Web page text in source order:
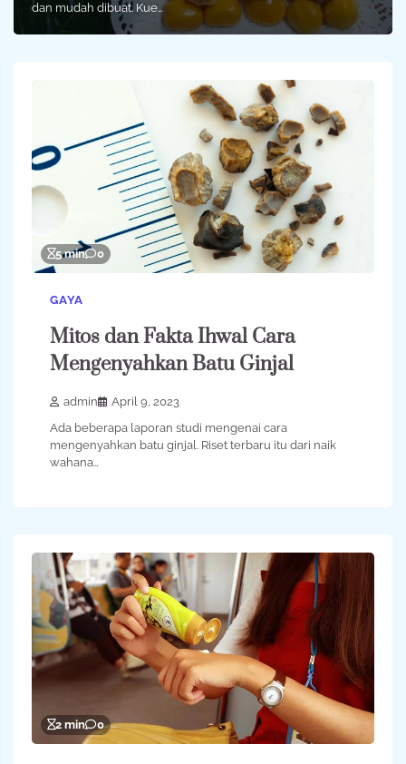
dan mudah dibuat. Kue…
5 min 0
GAYA
Mitos dan Fakta Ihwal Cara
Mengenyahkan Batu Ginjal
admin
April 9, 2023
Ada beberapa laporan studi mengenai cara
mengenyahkan batu ginjal. Riset terbaru itu dari naik
wahana…
2 min 0